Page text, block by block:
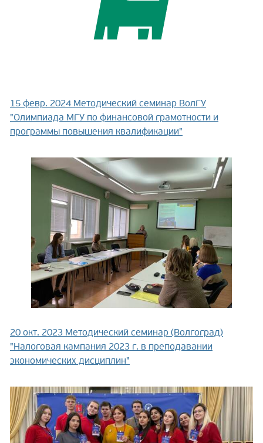
15 февр. 2024 Методический семинар ВолГУ
"Олимпиада МГУ по финансовой грамотности и
программы повышения квалификации"
20 окт. 2023 Методический семинар (Волгоград)
"Налоговая кампания 2023 г. в преподавании
экономических дисциплин"